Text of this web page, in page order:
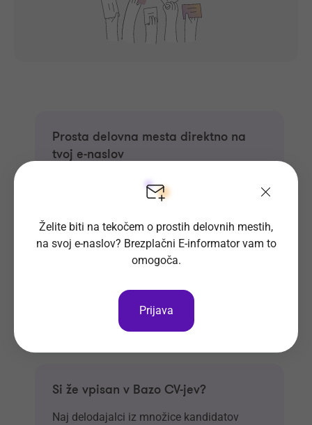
Prosta delovna mesta direktno na
tvoj e-naslov
Prijavi se na E-informator.
Si že vpisan v Bazo CV-jev?
Naj delodajalci iz množice kandidatov
Želite biti na tekočem o prostih delovnih mestih,
na svoj e-naslov? Brezplačni E-informator vam to
omogoča.
Prijava